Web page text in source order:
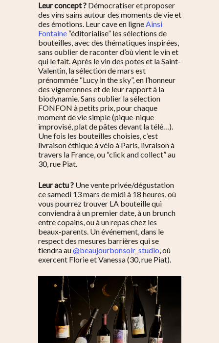
Leur concept ?Démocratiser et proposer
des vins sains autour des moments de vie et
des émotions. Leur cave en ligneAinsi
Fontaine“éditorialise” les sélections de
bouteilles, avec des thématiques inspirées,
sans oublier de raconter d’où vient le vin et
qui le fait. Après le vin des potes et la Saint-
Valentin, la sélection de mars est
prénommée “Lucy in the sky”, en l’honneur
des vigneronnes et de leur rapport à la
biodynamie. Sans oublier la sélection
FONFON à petits prix, pour chaque
moment de vie simple (pique-nique
improvisé, plat de pâtes devant la télé…).
Une fois les bouteilles choisies, c’est
livraison éthique à vélo à Paris, livraison à
travers la France, ou “click and collect” au
30, rue Piat.
Leur actu ?Une vente privée/dégustation
ce samedi 13 mars de midi à 18 heures, où
vous pourrez trouver LA bouteille qui
conviendra à un premier date, à un brunch
entre copains, ou à un repas chez les
beaux-parents. Un événement, dans le
respect des mesures barrières qui se
tiendra au@beaujourbonsoir_studio, où
exercent Florie et Vanessa (30, rue Piat).